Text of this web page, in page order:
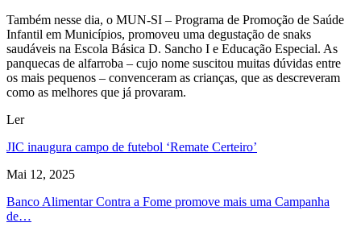
Também nesse dia, o MUN-SI – Programa de Promoção de Saúde
Infantil em Municípios, promoveu uma degustação de snaks
saudáveis na Escola Básica D. Sancho I e Educação Especial. As
panquecas de alfarroba – cujo nome suscitou muitas dúvidas entre
os mais pequenos – convenceram as crianças, que as descreveram
como as melhores que já provaram.
Ler
JIC inaugura campo de futebol ‘Remate Certeiro’
Mai 12, 2025
Banco Alimentar Contra a Fome promove mais uma Campanha
de…